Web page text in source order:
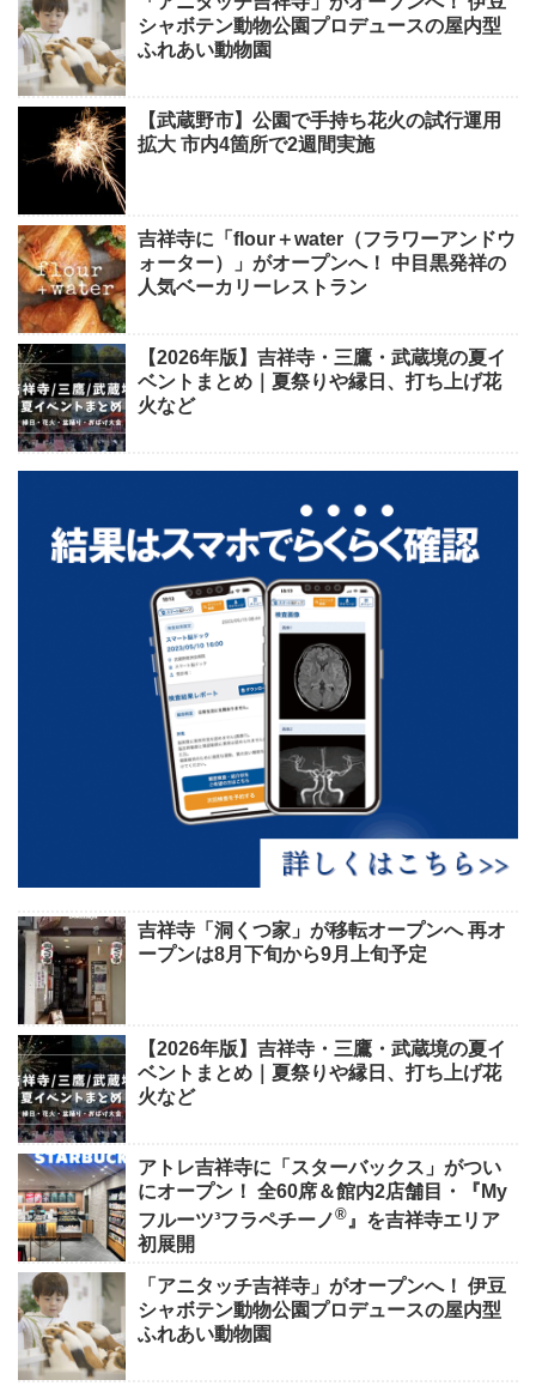
シャボテン動物公園プロデュースの屋内型
ふれあい動物園
【武蔵野市】公園で手持ち花火の試行運用
拡大 市内4箇所で2週間実施
吉祥寺に「flour＋water（フラワーアンドウ
ォーター）」がオープンへ！ 中目黒発祥の
人気ベーカリーレストラン
【2026年版】吉祥寺・三鷹・武蔵境の夏イ
ベントまとめ｜夏祭りや縁日、打ち上げ花
火など
吉祥寺「洞くつ家」が移転オープンへ 再オ
ープンは8月下旬から9月上旬予定
【2026年版】吉祥寺・三鷹・武蔵境の夏イ
ベントまとめ｜夏祭りや縁日、打ち上げ花
火など
アトレ吉祥寺に「スターバックス」がつい
にオープン！ 全60席＆館内2店舗目・『My
フルーツ³フラペチーノ® 』を吉祥寺エリア
初展開
「アニタッチ吉祥寺」がオープンへ！ 伊豆
シャボテン動物公園プロデュースの屋内型
ふれあい動物園